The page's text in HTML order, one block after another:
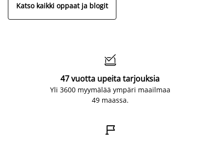
Katso kaikki oppaat ja blogit

47 vuotta upeita tarjouksia
Yli 3600 myymälää ympäri maailmaa
49 maassa.
